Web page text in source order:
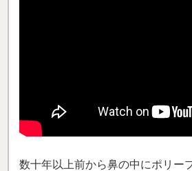
数十年以上前から鼻の中にポリー